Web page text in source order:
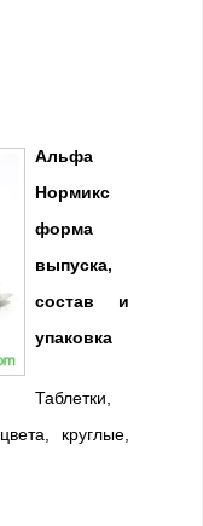
Альфа
Нормикс
форма
выпуска,
состав и
упаковка
Таблетки,
круглые,